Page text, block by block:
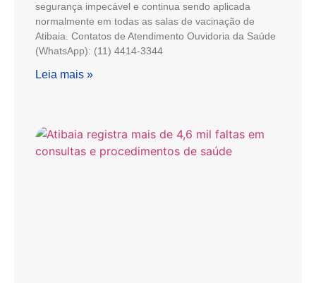
segurança impecável e continua sendo aplicada
normalmente em todas as salas de vacinação de
Atibaia. Contatos de Atendimento Ouvidoria da Saúde
(WhatsApp): (11) 4414-3344
Leia mais »